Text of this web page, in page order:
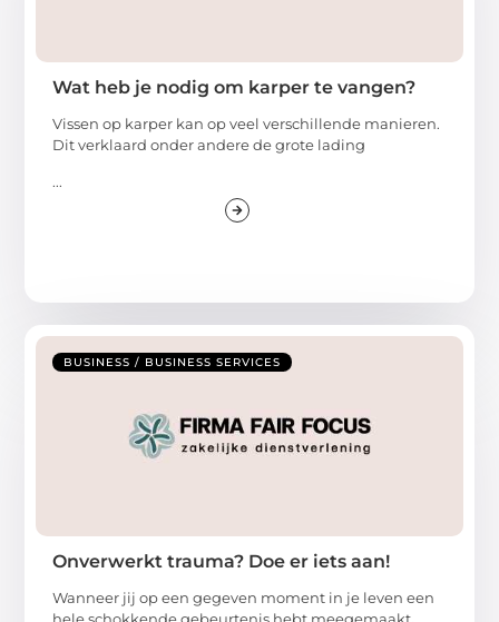
Wat heb je nodig om karper te vangen?
Vissen op karper kan op veel verschillende manieren.
Dit verklaard onder andere de grote lading
...
BUSINESS / BUSINESS SERVICES
Onverwerkt trauma? Doe er iets aan!
Wanneer jij op een gegeven moment in je leven een